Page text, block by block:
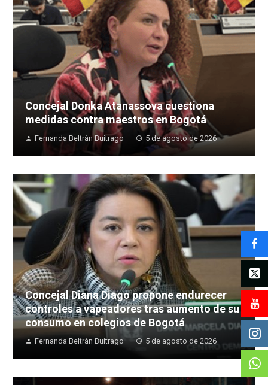
Concejal Donka Atanassova cuestiona
medidas contra maestros en Bogotá
Fernanda Beltrán Buitrago 5 de agosto de 2026
Concejal Diana Diago propone endurecer
controles a vapeadores tras aumento de su
consumo en colegios de Bogotá
Fernanda Beltrán Buitrago 5 de agosto de 2026